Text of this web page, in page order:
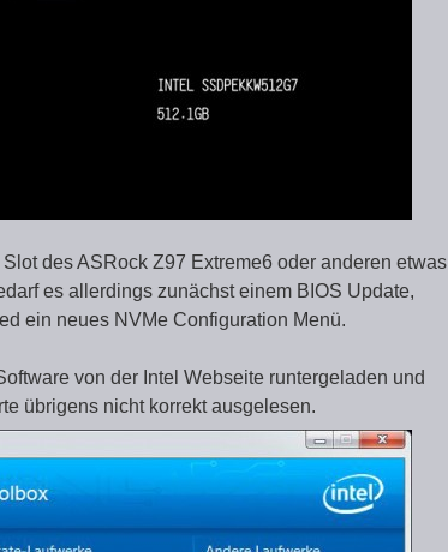
des ASRock Z97 Extreme6 oder anderen etwas
es allerdings zunächst einem BIOS Update,
ein neues NVMe Configuration Menü.
von der Intel Webseite runtergeladen und
übrigens nicht korrekt ausgelesen.